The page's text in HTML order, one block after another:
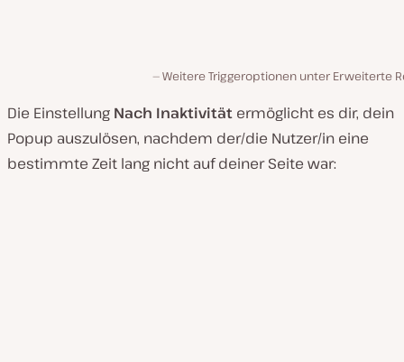
Weitere Triggeroptionen unter Erweiterte
Die Einstellung Nach Inaktivität ermöglicht es dir, dein
Popup auszulösen, nachdem der/die Nutzer/in eine
bestimmte Zeit lang nicht auf deiner Seite war: